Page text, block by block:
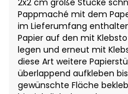
2x2 cm große Stücke
Pappmaché mit dem
im Lieferumfang
Papier auf den mit
legen und erneut mit
diese Art weitere
überlappend aufkleben
gewünschte Fläche